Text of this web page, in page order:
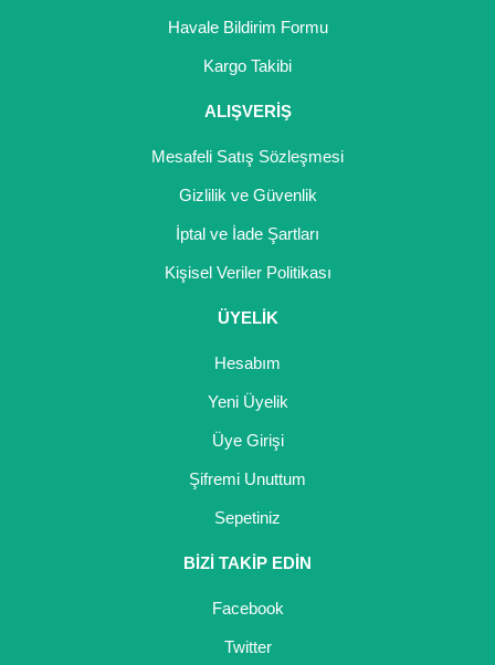
Havale Bildirim Formu
Kargo Takibi
ALIŞVERİŞ
Mesafeli Satış Sözleşmesi
Gizlilik ve Güvenlik
İptal ve İade Şartları
Kişisel Veriler Politikası
ÜYELİK
Hesabım
Yeni Üyelik
Üye Girişi
Şifremi Unuttum
Sepetiniz
BİZİ TAKİP EDİN
Facebook
Twitter